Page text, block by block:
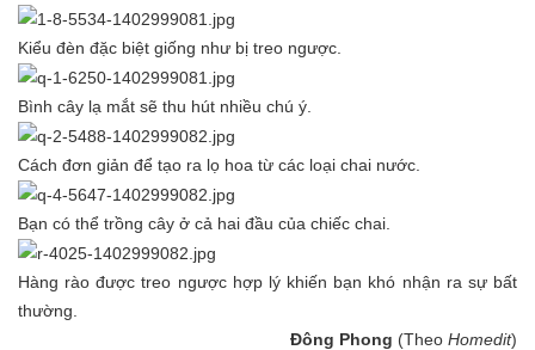
Kiểu đèn đặc biệt giống như bị treo ngược.
Bình cây lạ mắt sẽ thu hút nhiều chú ý.
Cách đơn giản để tạo ra lọ hoa từ các loại chai nước.
Bạn có thể trồng cây ở cả hai đầu của chiếc chai.
Hàng rào được treo ngược hợp lý khiến bạn khó nhận ra sự bất
thường.
Đông Phong (Theo Homedit)